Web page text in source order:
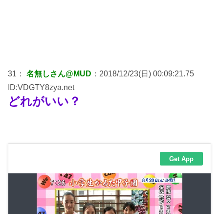
31： 名無しさん@MUD ：2018/12/23(日) 00:09:21.75
ID:VDGTY8zya.net
どれがいい？